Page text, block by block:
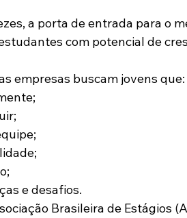
a porta de entrada para o
com potencial de
empresas buscam jovens que:
e desafios.
Brasileira de Estágios